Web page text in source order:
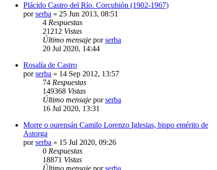
Plácido Castro del Río. Corcubión (1902-1967)
porserba » 25 Jun 2013, 08:51
4 Respuestas
21212 Vistas
Último mensaje porserba
20 Jul 2020, 14:44
Rosalía de Castro
porserba » 14 Sep 2012, 13:57
74 Respuestas
149368 Vistas
Último mensaje porserba
16 Jul 2020, 13:31
Morre o ourensán Camilo Lorenzo Iglesias, bispo emérito de
Astorga
porserba » 15 Jul 2020, 09:26
0 Respuestas
18871 Vistas
Último mensaje porserba